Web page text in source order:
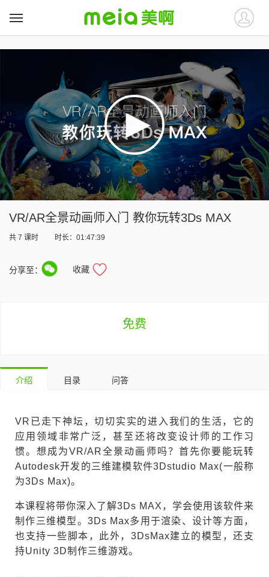
VR/AR全景动画师入门 教你玩转3Ds MAX
共 7 课时 时长：01:47:39
分享至： 收藏
免费
介绍 目录 问答
VR已走下神坛，切切实实的进入我们的生活，它的
应用领域非常广泛，甚至还将改变设计师的工作习
惯。想成为VR/AR全景动画师吗？首先你要能玩转
Autodesk开发的三维建模软件3Dstudio Max(一般称
为3Ds Max)。
本课程将带你深入了解3Ds MAX，学会使用该软件来
制作三维模型。3Ds Max多用于渲染、设计等方面，
也支持一些脚本，此外，3DsMax建立的模型，还支
持Unity 3D制作三维游戏。